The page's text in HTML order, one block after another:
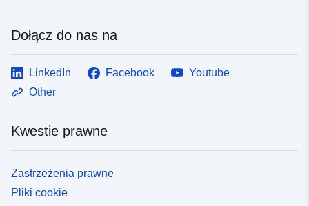
Dołącz do nas na
LinkedIn Facebook
Youtube
Other
Kwestie prawne
Zastrzeżenia prawne
Pliki cookie